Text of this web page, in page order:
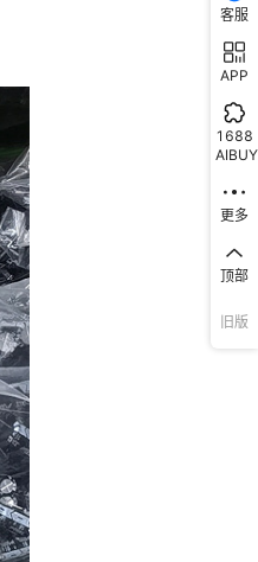
客服
APP
1688
AIBUY
更多
顶部
旧版